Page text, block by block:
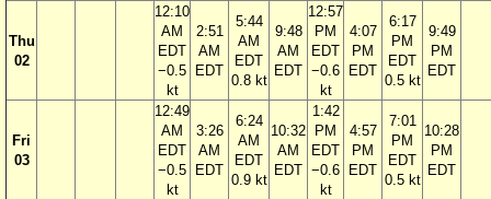
Thu
02
12:10
AM
EDT
−0.5
kt
2:51
AM
EDT
5:44
AM
EDT
0.8 kt
9:48
AM
EDT
12:57
PM
EDT
−0.6
kt
4:07
PM
EDT
6:17
PM
EDT
0.5 kt
9:49
PM
EDT
Fri
03
12:49
AM
EDT
−0.5
kt
3:26
AM
EDT
6:24
AM
EDT
0.9 kt
10:32
AM
EDT
1:42
PM
EDT
−0.6
kt
4:57
PM
EDT
7:01
PM
EDT
0.5 kt
10:28
PM
EDT